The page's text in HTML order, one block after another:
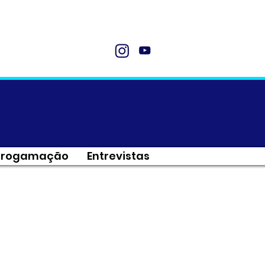
Entrevistas